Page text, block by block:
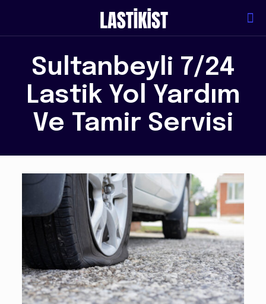
Sultanbeyli 7/24
Lastik Yol Yardım
Ve Tamir Servisi